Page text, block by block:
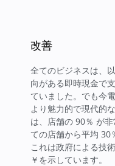
改善
全てのビジネスは、
向がある即時現金で
ていました。でも今
より魅力的で現代的
は、店舗の 90％ が
ての店舗から平均 30
これは政府による技
￥を示しています。